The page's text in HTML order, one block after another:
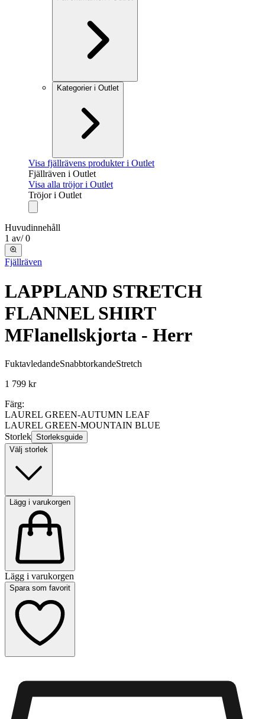
Kategorier i Outlet
Visa fjällrävens produkter i Outlet
Fjällräven i Outlet
Visa alla tröjor i Outlet
Tröjor i Outlet
Huvudinnehåll
1 av/ 0
Fjällräven
LAPPLAND STRETCH
FLANNEL SHIRT
MFlanellskjorta - Herr
FuktavledandeSnabbtorkandeStretch
1 799 kr
Färg:
LAUREL GREEN-AUTUMN LEAF
LAUREL GREEN-MOUNTAIN BLUE
Storlek Storleksguide
Välj storlek
Lägg i varukorgen
Lägg i varukorgen
Spara som favorit